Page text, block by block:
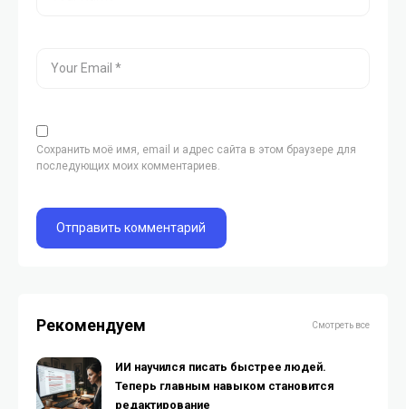
Сохранить моё имя, email и адрес сайта в этом браузере для
последующих моих комментариев.
Рекомендуем Смотреть все
ИИ научился писать быстрее людей.
Теперь главным навыком становится
редактирование